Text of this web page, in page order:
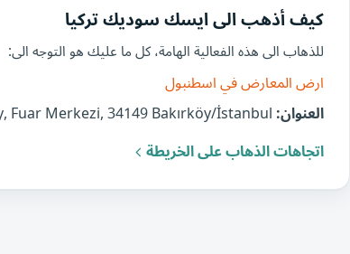
كيف أذهب الى ايسك سوديك تركيا
للذهاب الى هذه الفعالية الهامة، كل ما عليك هو التوجه الى:
ارض المعارض في اسطنبول
العنوان:
اتجاهات الذهاب على الخريطة